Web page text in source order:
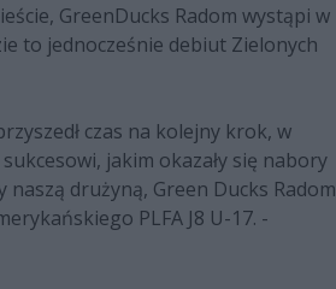
GreenDucks Radom wystąpi w
to jednocześnie debiut Zielonych
czas na kolejny krok, w
jakim okazały się nabory
drużyną, Green Ducks Radom
PLFA J8 U-17. -